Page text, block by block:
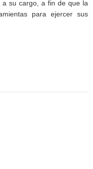
a su cargo, a fin de que la
para ejercer sus